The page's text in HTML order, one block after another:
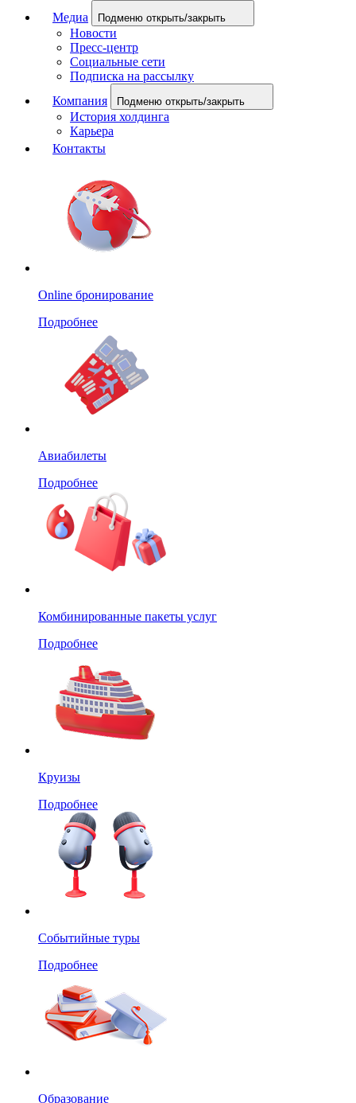
Медиа
Подменю открыть/закрыть
Новости
Пресс-центр
Социальные сети
Подписка на рассылку
Компания
Подменю открыть/закрыть
История холдинга
Карьера
Контакты
Online бронирование
Подробнее
Авиабилеты
Подробнее
Комбинированные пакеты услуг
Подробнее
Круизы
Подробнее
Событийные туры
Подробнее
Образование